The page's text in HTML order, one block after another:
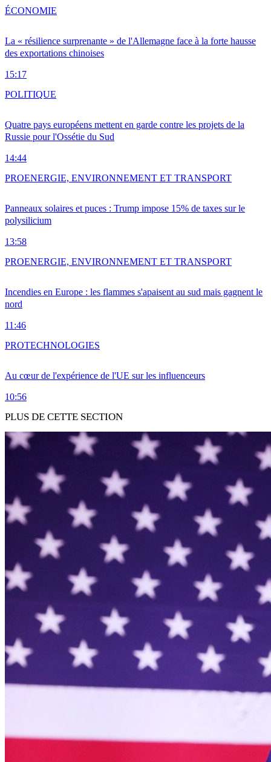
La « résilience surprenante » de l'Allemagne face à la forte hausse
des exportations chinoises
15:17
ÉCONOMIE
Quatre pays européens mettent en garde contre les projets de la
Russie pour l'Ossétie du Sud
14:44
POLITIQUE
Panneaux solaires et puces : Trump impose 15% de taxes sur le
polysilicium
13:58
PROENERGIE, ENVIRONNEMENT ET TRANSPORT
Incendies en Europe : les flammes s'apaisent au sud mais gagnent le
nord
11:46
PROENERGIE, ENVIRONNEMENT ET TRANSPORT
Au cœur de l'expérience de l'UE sur les influenceurs
10:56
PROTECHNOLOGIES
PLUS DE CETTE SECTION